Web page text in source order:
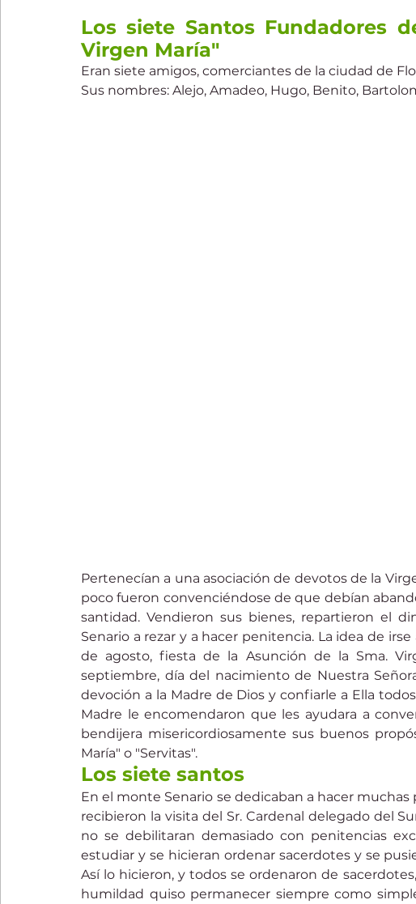
Los siete Santos Fundadores
Virgen María"
Eran siete amigos, comerciantes de la ciudad de
Sus nombres: Alejo, Amadeo, Hugo, Benito,
Pertenecían a una asociación de devotos de la
poco fueron convenciéndose de que debían
santidad. Vendieron sus bienes, repartieron el
Senario a rezar y a hacer penitencia. La idea de
de agosto, fiesta de la Asunción de la Sma.
septiembre, día del nacimiento de Nuestra
devoción a la Madre de Dios y confiarle a Ella
Madre le encomendaron que les ayudara a
bendijera misericordiosamente sus buenos
María" o "Servitas".
Los siete santos
En el monte Senario se dedicaban a hacer
recibieron la visita del Sr. Cardenal delegado del
no se debilitaran demasiado con penitencias
estudiar y se hicieran ordenar sacerdotes y se
Así lo hicieron, y todos se ordenaron de
humildad quiso permanecer siempre como